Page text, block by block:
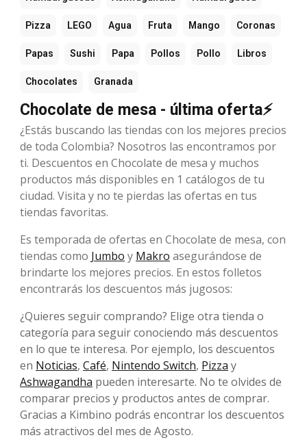
Pizza LEGO Agua Fruta Mango Coronas
Papas Sushi Papa Pollos Pollo Libros
Chocolates Granada
Chocolate de mesa - última oferta⚡
¿Estás buscando las tiendas con los mejores precios
de toda Colombia? Nosotros las encontramos por
ti. Descuentos en Chocolate de mesa y muchos
productos más disponibles en 1 catálogos de tu
ciudad. Visita y no te pierdas las ofertas en tus
tiendas favoritas.
Es temporada de ofertas en Chocolate de mesa, con
tiendas como Jumbo y Makro asegurándose de
brindarte los mejores precios. En estos folletos
encontrarás los descuentos más jugosos:
¿Quieres seguir comprando? Elige otra tienda o
categoría para seguir conociendo más descuentos
en lo que te interesa. Por ejemplo, los descuentos
en Noticias, Café, Nintendo Switch, Pizza y
Ashwagandha pueden interesarte. No te olvides de
comparar precios y productos antes de comprar.
Gracias a Kimbino podrás encontrar los descuentos
más atractivos del mes de Agosto.